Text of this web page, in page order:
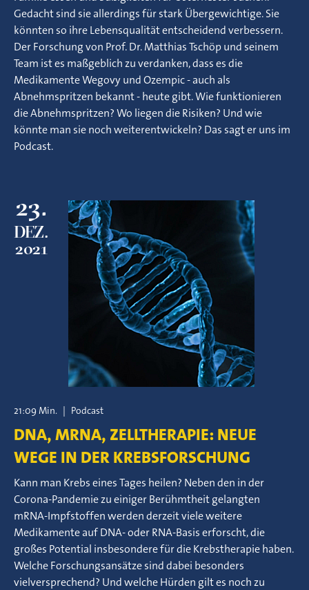
Gedacht sind sie allerdings für stark Übergewichtige. Sie
könnten so ihre Lebensqualität entscheidend verbessern.
Der Forschung von Prof. Dr. Matthias Tschöp und seinem
Team ist es maßgeblich zu verdanken, dass es die
Medikamente Wegovy und Ozempic - auch als
Abnehmspritzen bekannt - heute gibt. Wie funktionieren
die Abnehmspritzen? Wo liegen die Risiken? Und wie
könnte man sie noch weiterentwickeln? Das sagt er uns im
Podcast.
23.
DEZ.
2021
21:09 Min. | Podcast
DNA, MRNA, ZELLTHERAPIE: NEUE
WEGE IN DER KREBSFORSCHUNG
Kann man Krebs eines Tages heilen? Neben den in der
Corona-Pandemie zu einiger Berühmtheit gelangten
mRNA-Impfstoffen werden derzeit viele weitere
Medikamente auf DNA- oder RNA-Basis erforscht, die
großes Potential insbesondere für die Krebstherapie haben.
Welche Forschungsansätze sind dabei besonders
vielversprechend? Und welche Hürden gilt es noch zu